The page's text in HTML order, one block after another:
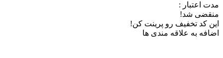
مدت اعتبار :
منقضی شد!
این کد تخفیف رو پرینت کن!
اضافه به علاقه مندی ها